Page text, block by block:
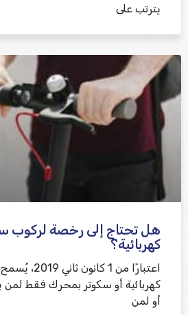
يترتب على
هل تحتاج إلى رخصة لركوب
كهربائية؟
اعتبارًا من 1
كهربائية أو سكوتر بمحرك فقط لمن
أو لمن